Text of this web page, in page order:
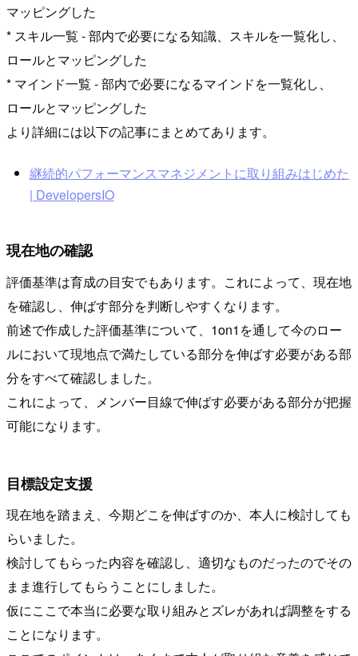
マッピングした
* スキル一覧 - 部内で必要になる知識、スキルを一覧化し、
ロールとマッピングした
* マインド一覧 - 部内で必要になるマインドを一覧化し、
ロールとマッピングした
より詳細には以下の記事にまとめてあります。
継続的パフォーマンスマネジメントに取り組みはじめた
| DevelopersIO
現在地の確認
評価基準は育成の目安でもあります。これによって、現在地
を確認し、伸ばす部分を判断しやすくなります。
前述で作成した評価基準について、1on1を通して今のロー
ルにおいて現地点で満たしている部分を伸ばす必要がある部
分をすべて確認しました。
これによって、メンバー目線で伸ばす必要がある部分が把握
可能になります。
目標設定支援
現在地を踏まえ、今期どこを伸ばすのか、本人に検討しても
らいました。
検討してもらった内容を確認し、適切なものだったのでその
まま進行してもらうことにしました。
仮にここで本当に必要な取り組みとズレがあれば調整をする
ことになります。